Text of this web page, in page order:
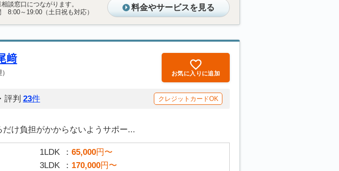
談窓口につながります。
8:00～19:00（土日祝も対応）
料金やサービスを見る
﨑
お気に入りに追加
評判 23件 クレジットカードOK
け負担がかからないようサポー...
1LDK 65,000円〜
3LDK 170,000円〜